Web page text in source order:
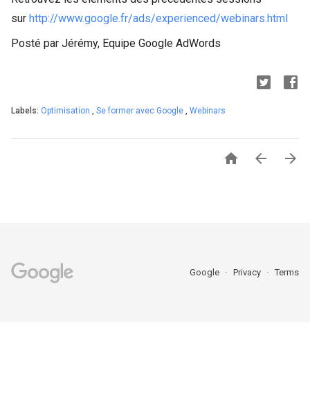
sur http://www.google.fr/ads/experienced/webinars.html
Posté par Jérémy, Equipe Google AdWords
Labels: Optimisation , Se former avec Google , Webinars
  
Google Privacy Terms